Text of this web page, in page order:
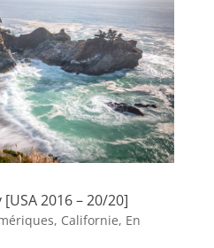
2016 – 20/20]
, Californie, En